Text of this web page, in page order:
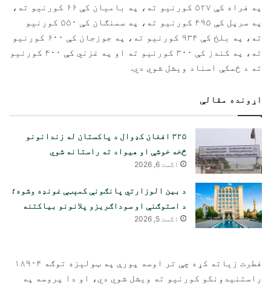
په فراه کې ۵۲۷ کورنیو ته، په بامیان کې ۶۶ کورنیو ته،
په سرپل کې ۴۹۵ کورنیو ته، په سمنګان کې ۵۵۰ کورنیو
ته، په بلخ کې ۹۳۴ کورنیو ته، په جوزجان کې ۶۰۰ کورنیو
ته، په کندز کې ۳۰۰ کورنیو ته او په غزني کې ۴۰۰ کورنیو
ته د ځمکې اسناد ویشل شوي دي.
اړونده مقالې
۳۲۵ افغان کډوال د پاکستان له زندانونو
څخه خوشې او هیواد ته راستانه شوي
اگست 6, 2026
د بین الوزارتي پانګونې کمېټې غونډه وشوه؛
د استوګنې او سوداګریزو پلانونو بیاکتنه
اگست 5, 2026
فطرت زیاته کړه چې تر اوسه پورې په ټولیزه توګه ۱۸۹۰۴
راستنیدونکو کورنیو ته ویشل شوي دي، او دا پروسه په